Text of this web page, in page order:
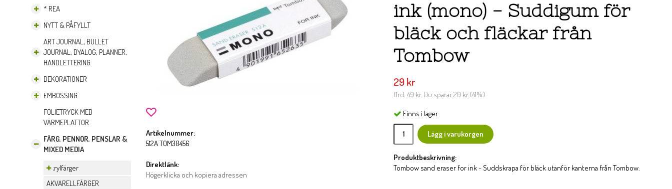
* REA
NYTT & PÅFYLLT
ART JOURNAL, BULLET
JOURNAL, DYALOG, PLANNER,
HANDLETTERING
DEKORATIONER
EMBOSSING
FOLIETRYCK MED
VÄRMEPLATTOR
FÄRG, PENNOR, PENSLAR &
MIXED MEDIA
Akrylfärger
AKVARELLFÄRGER
ink (mono) - Suddigum för
bläck och fläckar från
Tombow
29 kr
Ord. 49 kr. Du sparar20 kr (41%)
Finns i lager
Lägg i varukorgen
Produktbeskrivning:
Tombow sand eraser for ink - Suddskrapa för bläck utanför kanterna från Tombow.
Artikelnummer:
512A TOM30456
Direktlänk:
Högerklicka och kopiera adressen